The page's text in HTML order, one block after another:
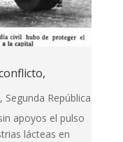
, Segunda República
apoyos el pulso
lácteas en